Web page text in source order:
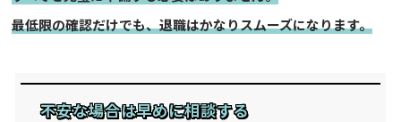
最低限の確認だけでも、退職はかなりスムーズになります。
不安な場合は早めに相談する